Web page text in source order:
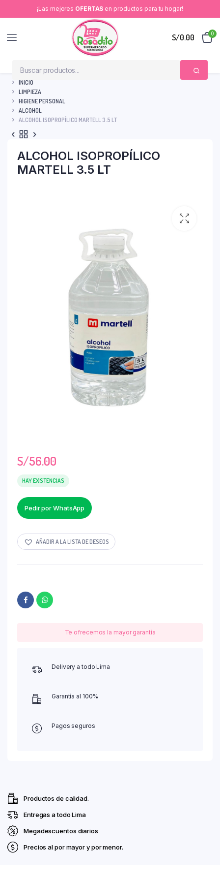
¡Las mejores OFERTAS en productos para tu hogar!
S/0.00 0
INICIO
LIMPIEZA
HIGIENE PERSONAL
ALCOHOL
ALCOHOL ISOPROPÍLICO MARTELL 3.5 LT
ALCOHOL ISOPROPÍLICO
MARTELL 3.5 LT
S/56.00
HAY EXISTENCIAS
Pedir por WhatsApp
AÑADIR A LA LISTA DE DESEOS
Te ofrecemos la mayor garantía
Delivery a todo Lima
Garantía al 100%
Pagos seguros
Productos de calidad.
Entregas a todo Lima
Megadescuentos diarios
Precios al por mayor y por menor.